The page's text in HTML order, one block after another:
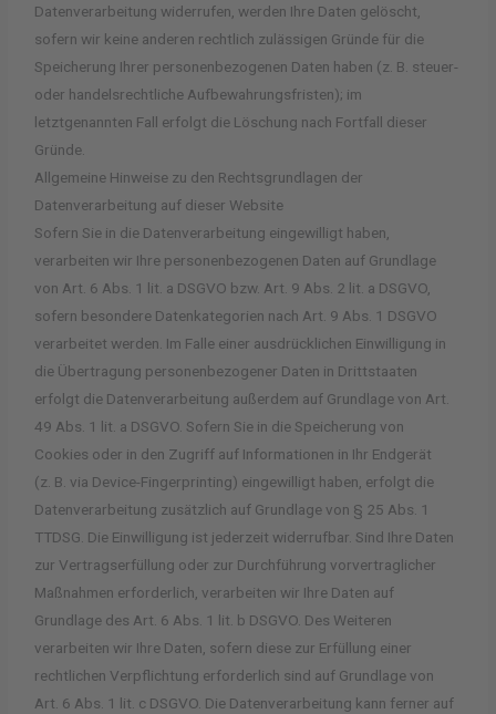
Datenverarbeitung widerrufen, werden Ihre Daten gelöscht,
sofern wir keine anderen rechtlich zulässigen Gründe für die
Speicherung Ihrer personenbezogenen Daten haben (z. B. steuer-
oder handelsrechtliche Aufbewahrungsfristen); im
letztgenannten Fall erfolgt die Löschung nach Fortfall dieser
Gründe.
Allgemeine Hinweise zu den Rechtsgrundlagen der
Datenverarbeitung auf dieser Website
Sofern Sie in die Datenverarbeitung eingewilligt haben,
verarbeiten wir Ihre personenbezogenen Daten auf Grundlage
von Art. 6 Abs. 1 lit. a DSGVO bzw. Art. 9 Abs. 2 lit. a DSGVO,
sofern besondere Datenkategorien nach Art. 9 Abs. 1 DSGVO
verarbeitet werden. Im Falle einer ausdrücklichen Einwilligung in
die Übertragung personenbezogener Daten in Drittstaaten
erfolgt die Datenverarbeitung außerdem auf Grundlage von Art.
49 Abs. 1 lit. a DSGVO. Sofern Sie in die Speicherung von
Cookies oder in den Zugriff auf Informationen in Ihr Endgerät
(z. B. via Device-Fingerprinting) eingewilligt haben, erfolgt die
Datenverarbeitung zusätzlich auf Grundlage von § 25 Abs. 1
TTDSG. Die Einwilligung ist jederzeit widerrufbar. Sind Ihre Daten
zur Vertragserfüllung oder zur Durchführung vorvertraglicher
Maßnahmen erforderlich, verarbeiten wir Ihre Daten auf
Grundlage des Art. 6 Abs. 1 lit. b DSGVO. Des Weiteren
verarbeiten wir Ihre Daten, sofern diese zur Erfüllung einer
rechtlichen Verpflichtung erforderlich sind auf Grundlage von
Art. 6 Abs. 1 lit. c DSGVO. Die Datenverarbeitung kann ferner auf